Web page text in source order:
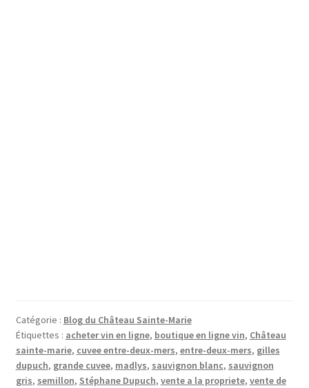
Catégorie : Blog du Château Sainte-Marie
Étiquettes : acheter vin en ligne, boutique en ligne vin, Château
sainte-marie, cuvee entre-deux-mers, entre-deux-mers, gilles
dupuch, grande cuvee, madlys, sauvignon blanc, sauvignon
gris, semillon, Stéphane Dupuch, vente a la propriete, vente de